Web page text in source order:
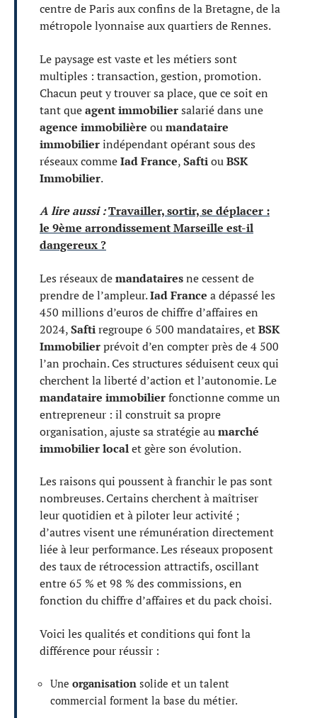
centre de Paris aux confins de la Bretagne, de la
métropole lyonnaise aux quartiers de Rennes.
Le paysage est vaste et les métiers sont
multiples : transaction, gestion, promotion.
Chacun peut y trouver sa place, que ce soit en
tant queagent immobiliersalarié dans une
agence immobilière oumandataire
immobilierindépendant opérant sous des
réseaux commeIad France,SaftiouBSK
Immobilier.
A lire aussi :Travailler, sortir, se déplacer :
le 9ème arrondissement Marseille est-il
dangereux ?
Les réseaux demandatairesne cessent de
prendre de l’ampleur.Iad France a dépassé les
450 millions d’euros de chiffre d’affaires en
2024,Saftiregroupe 6 500 mandataires, etBSK
Immobilierprévoit d’en compter près de 4 500
l’an prochain. Ces structures séduisent ceux qui
cherchent la liberté d’action et l’autonomie. Le
mandataire immobilierfonctionne comme un
entrepreneur : il construit sa propre
organisation, ajuste sa stratégie aumarché
immobilier localet gère son évolution.
Les raisons qui poussent à franchir le pas sont
nombreuses. Certains cherchent à maîtriser
leur quotidien et à piloter leur activité ;
d’autres visent une rémunération directement
liée à leur performance. Les réseaux proposent
des taux de rétrocession attractifs, oscillant
entre 65 % et 98 % des commissions, en
fonction du chiffre d’affaires et du pack choisi.
Voici les qualités et conditions qui font la
différence pour réussir :
Une organisation solide et un talent
commercial forment la base du métier.